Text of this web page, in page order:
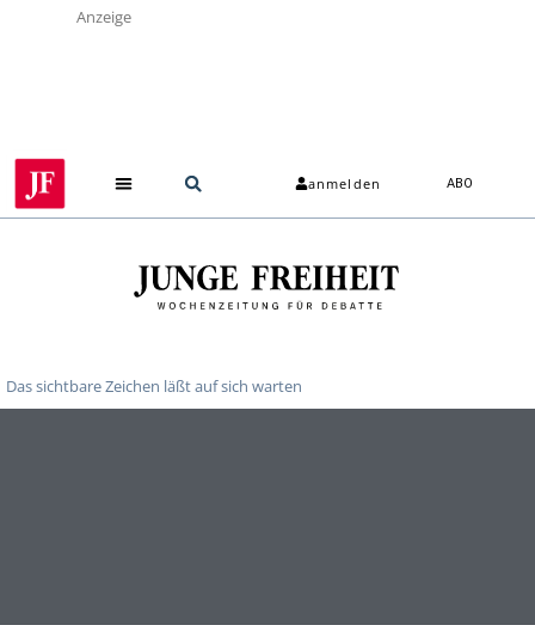
Anzeige
anmelden ABO
Das sichtbare Zeichen läßt auf sich warten